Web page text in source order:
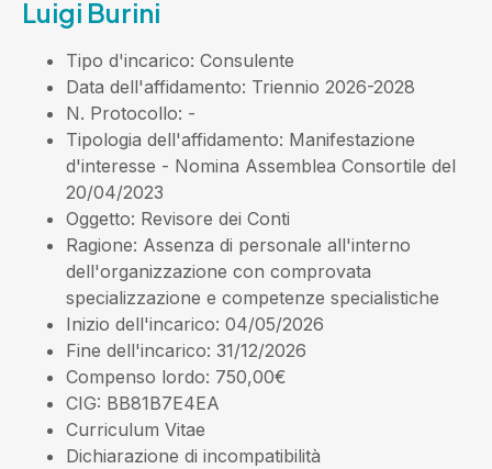
Luigi Burini
Tipo d'incarico: Consulente
Data dell'affidamento: Triennio 2026-2028
N. Protocollo: -
Tipologia dell'affidamento: Manifestazione
d'interesse - Nomina Assemblea Consortile del
20/04/2023
Oggetto: Revisore dei Conti
Ragione: Assenza di personale all'interno
dell'organizzazione con comprovata
specializzazione e competenze specialistiche
Inizio dell'incarico: 04/05/2026
Fine dell'incarico: 31/12/2026
Compenso lordo: 750,00€
CIG: BB81B7E4EA
Curriculum Vitae
Dichiarazione di incompatibilità